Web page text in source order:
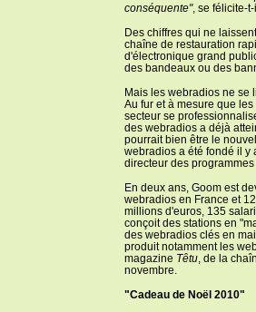
conséquente", se félicite-t-
Des chiffres qui ne
chaîne de restauration
d'électronique grand
des bandeaux ou des
Mais les webradios ne se
Au fur et à mesure que
secteur se
des webradios a déjà
pourrait bien être le
webradios a été fondé il y
directeur des programmes
En deux ans, Goom est
webradios en France et
millions d'euros, 135
conçoit des stations en
des webradios clés en
produit notamment les
magazine Têtu, de la
novembre.
"Cadeau de Noël 2010"